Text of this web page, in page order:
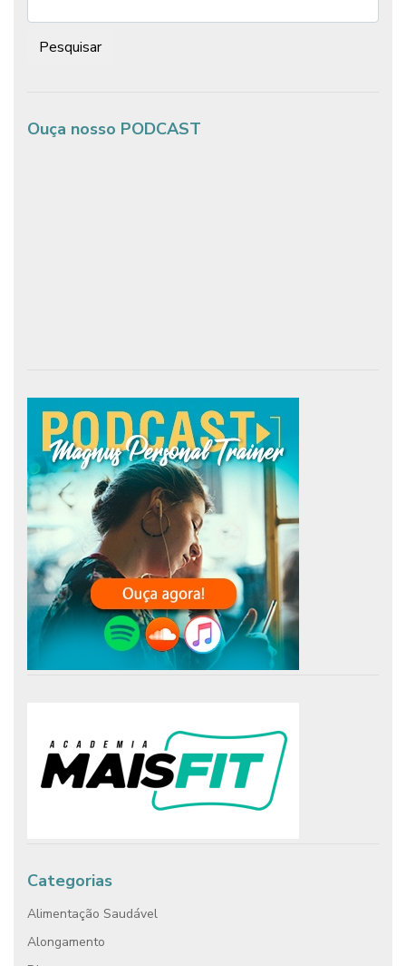
Ouça nosso PODCAST
Categorias
Alimentação Saudável
Alongamento